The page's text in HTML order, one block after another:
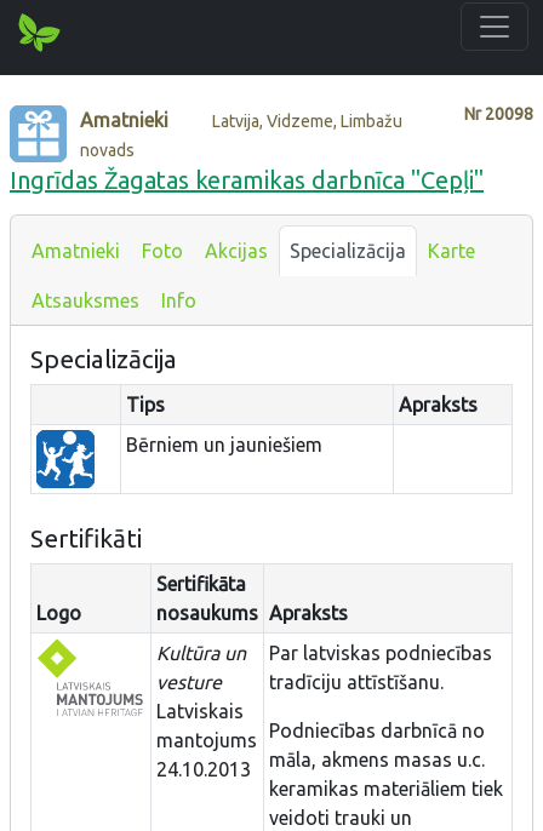
Nr20098
Amatnieki
Latvija, Vidzeme, Limbažu
novads
Ingrīdas Žagatas keramikas darbnīca "Cepļi"
Amatnieki Foto Akcijas Specializācija Karte
Atsauksmes Info
Specializācija
Tips
Apraksts
Bērniem un jauniešiem
Sertifikāti
Logo
Sertifikāta
nosaukums Apraksts
Kultūra un
vesture
Latviskais
mantojums
24.10.2013
Par latviskas podniecības
tradīciju attīstīšanu.
Podniecības darbnīcā no
māla, akmens masas u.c.
keramikas materiāliem tiek
veidoti trauki un